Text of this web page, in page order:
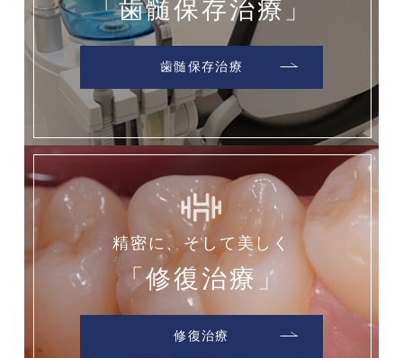
「歯髄保存治療」
歯髄保存治療
精密に、そして美しく
「修復治療」
修復治療